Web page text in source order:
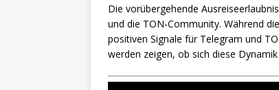
Die vorübergehende
und die TON-Community. Während
positiven Signale für Telegram und
werden zeigen, ob sich diese